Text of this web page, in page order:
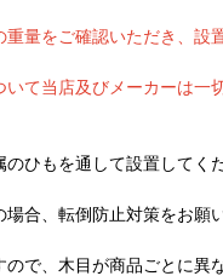
量をご確認いただき、設
て当店及びメーカーは一
ひもを通して設置してく
合、転倒防止対策をお願
で、木目が商品ごとに異